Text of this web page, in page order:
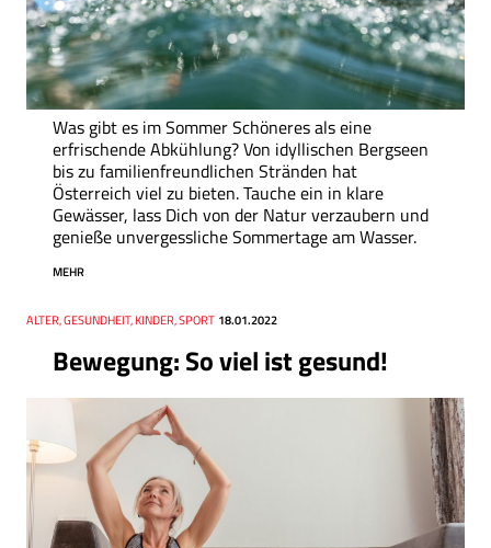
Was gibt es im Sommer Schöneres als eine
erfrischende Abkühlung? Von idyllischen Bergseen
bis zu familienfreundlichen Stränden hat
Österreich viel zu bieten. Tauche ein in klare
Gewässer, lass Dich von der Natur verzaubern und
genieße unvergessliche Sommertage am Wasser.
MEHR
Bewegung: So viel ist gesund!
Thema
ALTER, GESUNDHEIT, KINDER, SPORT
Datum 18.01.2022